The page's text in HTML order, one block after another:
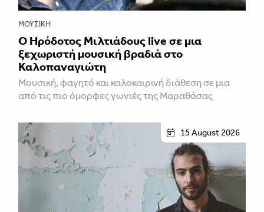
ΜΟΥΣΙΚΉ
Ο Ηρόδοτος Μιλτιάδους live σε μια
ξεχωριστή μουσική βραδιά στο
Καλοπαναγιώτη
Μουσική, φαγητό και καλοκαιρινή διάθεση σε μια
από τις πιο όμορφες γωνιές της Μαραθάσας
15 August 2026